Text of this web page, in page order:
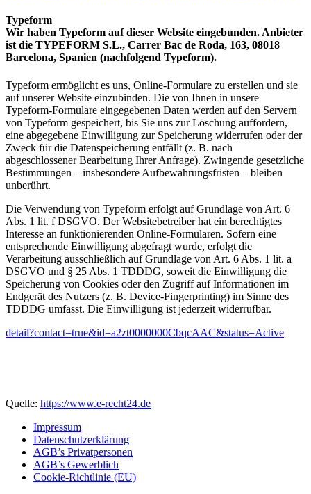
Typeform
Wir haben Typeform auf dieser Website eingebunden. Anbieter
ist die TYPEFORM S.L., Carrer Bac de Roda, 163, 08018
Barcelona, Spanien (nachfolgend Typeform).
Typeform ermöglicht es uns, Online-Formulare zu erstellen und sie
auf unserer Website einzubinden. Die von Ihnen in unsere
Typeform-Formulare eingegebenen Daten werden auf den Servern
von Typeform gespeichert, bis Sie uns zur Löschung auffordern,
eine abgegebene Einwilligung zur Speicherung widerrufen oder der
Zweck für die Datenspeicherung entfällt (z. B. nach
abgeschlossener Bearbeitung Ihrer Anfrage). Zwingende gesetzliche
Bestimmungen – insbesondere Aufbewahrungsfristen – bleiben
unberührt.
Die Verwendung von Typeform erfolgt auf Grundlage von Art. 6
Abs. 1 lit. f DSGVO. Der Websitebetreiber hat ein berechtigtes
Interesse an funktionierenden Online-Formularen. Sofern eine
entsprechende Einwilligung abgefragt wurde, erfolgt die
Verarbeitung ausschließlich auf Grundlage von Art. 6 Abs. 1 lit. a
DSGVO und § 25 Abs. 1 TDDDG, soweit die Einwilligung die
Speicherung von Cookies oder den Zugriff auf Informationen im
Endgerät des Nutzers (z. B. Device-Fingerprinting) im Sinne des
TDDDG umfasst. Die Einwilligung ist jederzeit widerrufbar.
detail?contact=true&id=a2zt0000000CbqcAAC&status=Active
Quelle: https://www.e-recht24.de
Impressum
Datenschutzerklärung
AGB’s Privatpersonen
AGB’s Gewerblich
Cookie-Richtlinie (EU)